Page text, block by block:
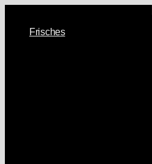
Frisches